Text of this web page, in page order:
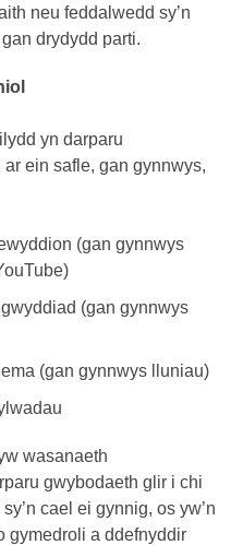
neu feddalwedd sy’n
drydydd parti.
yn darparu
ein safle, gan gynnwys,
(gan gynnwys
(gan gynnwys
(gan gynnwys lluniau)
wasanaeth
gwybodaeth glir i chi
cael ei gynnig, os yw’n
gymedroli a ddefnyddir